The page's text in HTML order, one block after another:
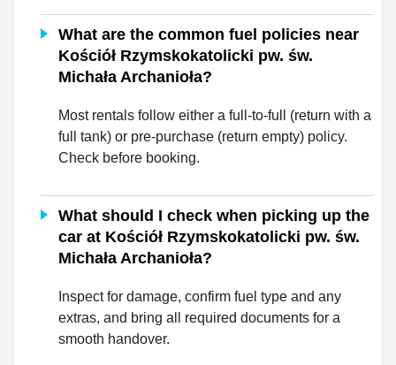
What are the common fuel policies near
Kościół Rzymskokatolicki pw. św.
Michała Archanioła?
Most rentals follow either a full-to-full (return with a
full tank) or pre-purchase (return empty) policy.
Check before booking.
What should I check when picking up the
car at Kościół Rzymskokatolicki pw. św.
Michała Archanioła?
Inspect for damage, confirm fuel type and any
extras, and bring all required documents for a
smooth handover.